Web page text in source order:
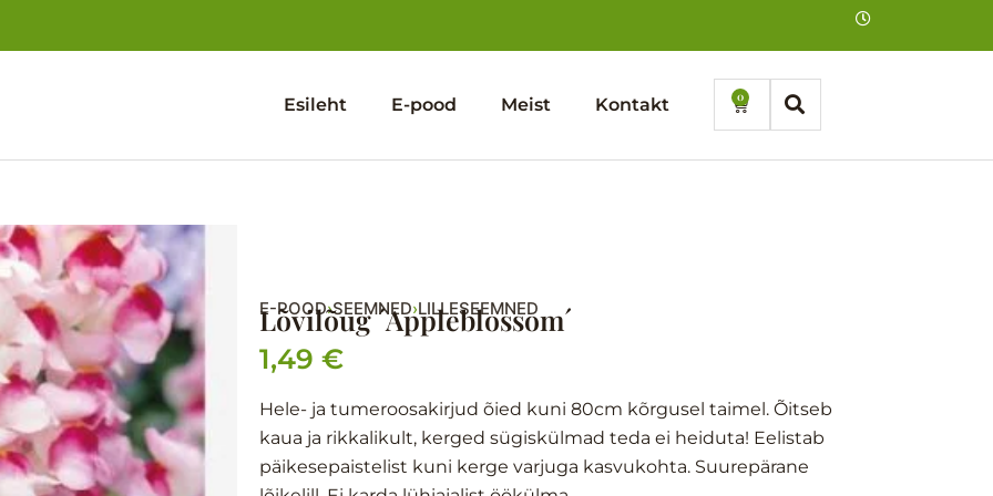
Esileht E-pood Meist Kontakt 0
Cart
E-POOD›SEEMNED›LILLESEEMNED
Lõvilõug ´Appleblossom´
1,49 €
Hele- ja tumeroosakirjud õied kuni 80cm kõrgusel taimel. Õitseb
kaua ja rikkalikult, kerged sügiskülmad teda ei heiduta! Eelistab
päikesepaistelist kuni kerge varjuga kasvukohta. Suurepärane